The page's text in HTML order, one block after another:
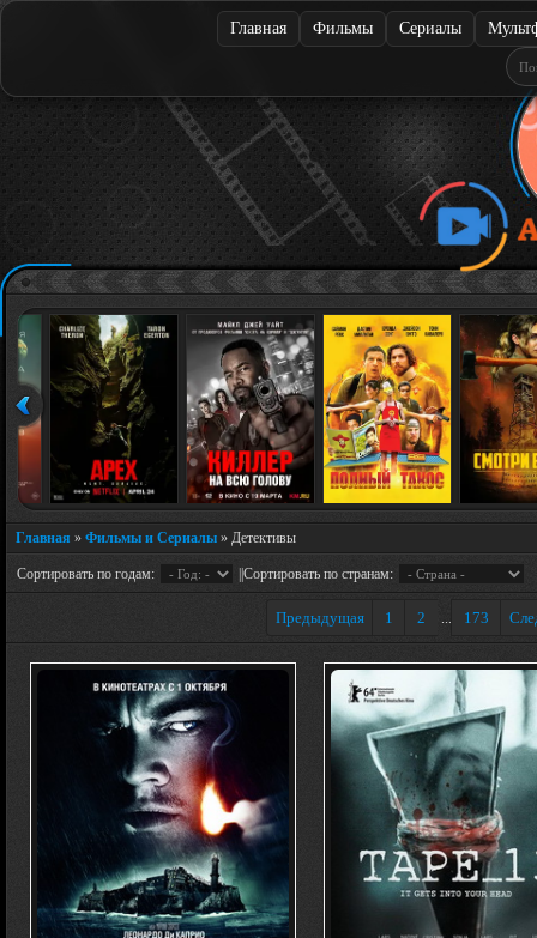
Главная Фильмы Сериалы
Главная » Фильмы и Сериалы » Детективы
Сортировать по годам: ||Сортировать по странам:
Предыдущая 1 2 ... 173